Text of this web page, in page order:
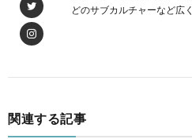
どのサブカルチャーなど広
関連する記事